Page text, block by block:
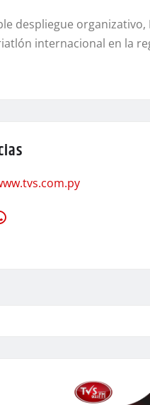
despliegue
internacional en la